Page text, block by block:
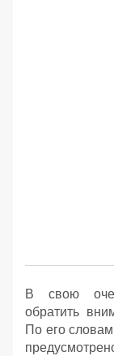
В свою
обратить
По его